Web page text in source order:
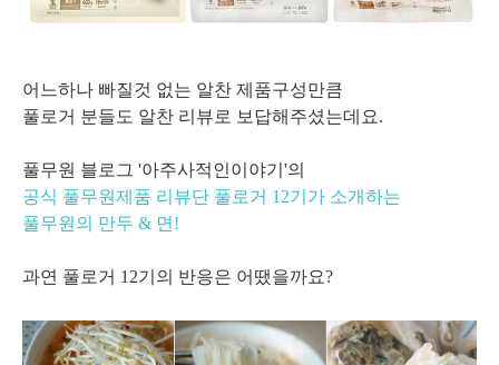
어느하나 빠질것 없는 알찬 제품구성만큼
풀로거 분들도 알찬 리뷰로 보답해주셨는데요.
풀무원 블로그 '아주사적인이야기'의
공식 풀무원제품 리뷰단 풀로거 12기가 소개하는
풀무원의 만두 & 면!
과연 풀로거 12기의 반응은 어땠을까요?